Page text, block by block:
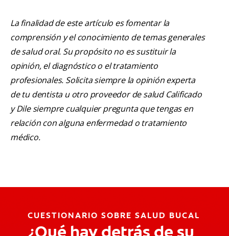
La finalidad de este artículo es fomentar la
comprensión y el conocimiento de temas generales
de salud oral. Su propósito no es sustituir la
opinión, el diagnóstico o el tratamiento
profesionales. Solicita siempre la opinión experta
de tu dentista u otro proveedor de salud Calificado
y Dile siempre cualquier pregunta que tengas en
relación con alguna enfermedad o tratamiento
médico.
CUESTIONARIO SOBRE SALUD BUCAL